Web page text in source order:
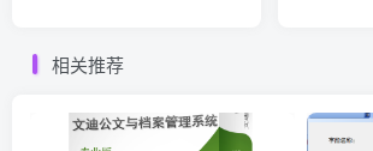
相关推荐